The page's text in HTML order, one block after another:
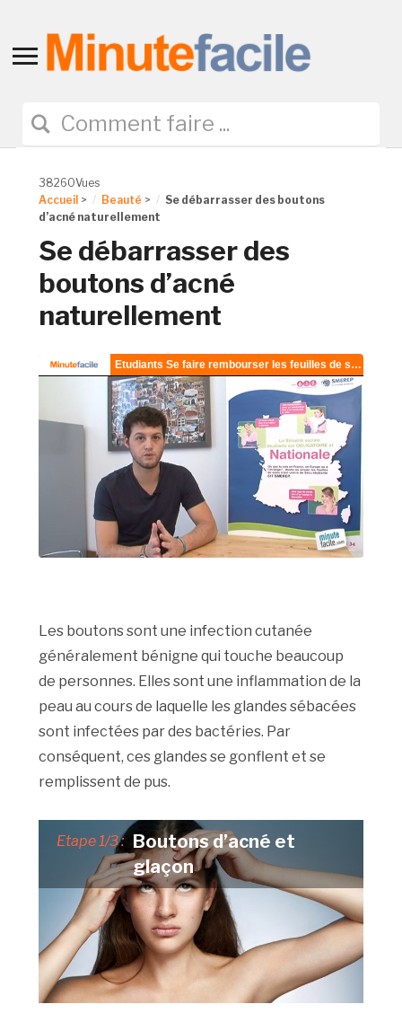
Toggle
navigation
38260Vues
Accueil > Beauté >
Se débarrasser des boutons
d’acné naturellement
Se débarrasser des
boutons d’acné
naturellement
Les boutons sont une infection cutanée
généralement bénigne qui touche beaucoup
de personnes. Elles sont une inflammation de la
peau au cours de laquelle les glandes sébacées
sont infectées par des bactéries. Par
conséquent, ces glandes se gonflent et se
remplissent de pus.
Etape 1/3 : Boutons d’acné et
glaçon